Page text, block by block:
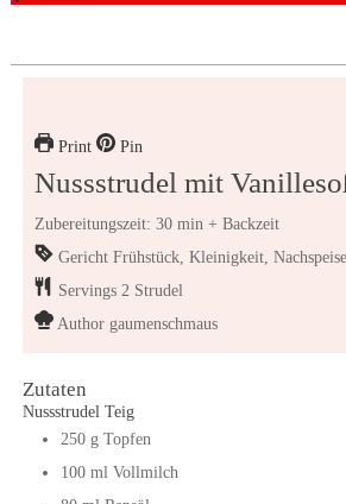
Print Pin
Nussstrudel mit
Zubereitungszeit: 30 min + Backzeit
Gericht Frühstück, Kleinigkeit, Nachspeise
Servings 2 Strudel
Author gaumenschmaus
Zutaten
Nussstrudel Teig
250 g Topfen
100 ml Vollmilch